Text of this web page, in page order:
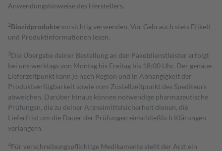
Anwendungshinweise des Herstellers.
2Biozidproduktevorsichtig verwenden. Vor Gebrauch stets Etikett
und Produktinformationen lesen.
3Die Übergabe deiner Bestellung an den Paketdienstleister erfolgt
bei uns werktags von Montag bis Freitag bis 18:00 Uhr. Der genaue
Lieferzeitpunkt kann je nach Region und in Abhängigkeit der
Produktverfügbarkeit sowie vom Zustellzeitpunkt des Spediteurs
abweichen. Darüber hinaus können notwendige pharmazeutische
Prüfungen, die zu deiner Arzneimittelsicherheit dienen, die
Lieferfrist um die Dauer der Prüfungen einschließlich Klärungen
verlängern.
4Für verschreibungspflichtige Medikamente stellt der Arzt ein